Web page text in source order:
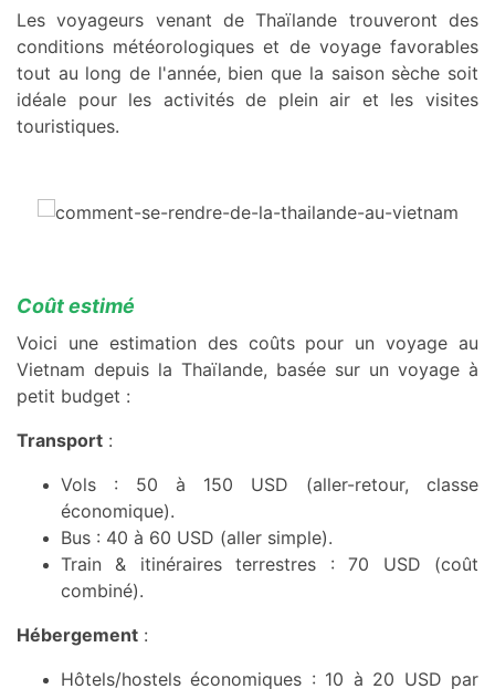
Les voyageurs venant de Thaïlande trouveront des
conditions météorologiques et de voyage favorables
tout au long de l'année, bien que la saison sèche soit
idéale pour les activités de plein air et les visites
touristiques.
Coût estimé
Voici une estimation des coûts pour un voyage au
Vietnam depuis la Thaïlande, basée sur un voyage à
petit budget :
Transport :
Vols : 50 à 150 USD (aller-retour, classe
économique).
Bus : 40 à 60 USD (aller simple).
Train & itinéraires terrestres : 70 USD (coût
combiné).
Hébergement :
Hôtels/hostels économiques : 10 à 20 USD par